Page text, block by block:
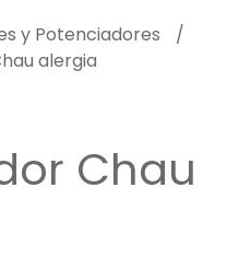
y Potenciadores
alergia
Chau